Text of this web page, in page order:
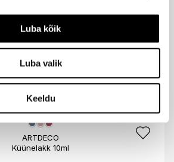
Luba kõik
Luba valik
Keeldu
+4
OPI
18,90 €
ARTDECO
Küünelakk 10ml